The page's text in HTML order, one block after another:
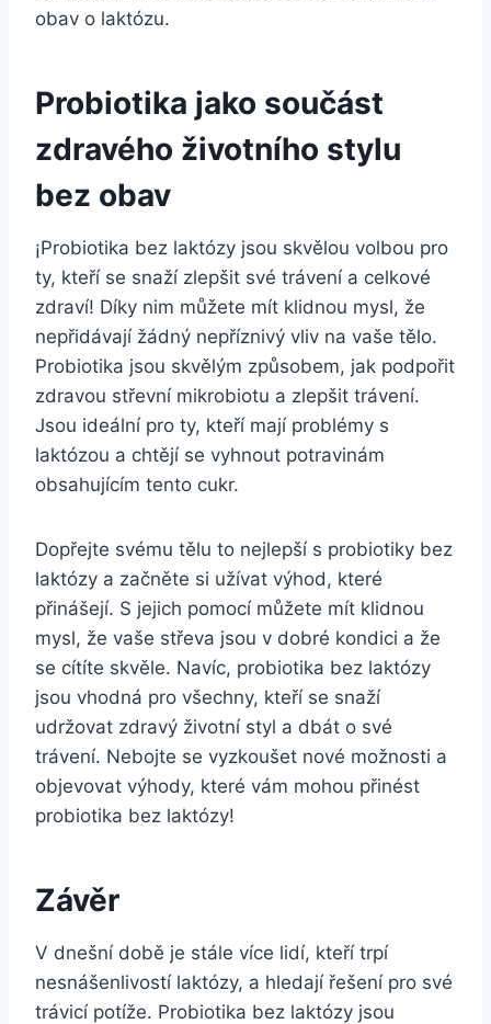
obav o laktózu.
Probiotika jako součást
zdravého životního stylu
bez obav
¡Probiotika bez laktózy jsou skvělou volbou pro
ty, kteří se snaží zlepšit své trávení a celkové
zdraví! Díky nim můžete mít klidnou mysl, že
nepřidávají žádný nepříznivý vliv na vaše tělo.
Probiotika jsou skvělým způsobem, jak podpořit
zdravou střevní mikrobiotu a zlepšit trávení.
Jsou ideální pro ty, kteří mají problémy s
laktózou a chtějí se vyhnout potravinám
obsahujícím tento cukr.
Dopřejte svému tělu to nejlepší s probiotiky bez
laktózy a začněte si užívat výhod, které
přinášejí. S jejich pomocí můžete mít klidnou
mysl, že vaše střeva jsou v dobré kondici a že
se cítíte skvěle. Navíc, probiotika bez laktózy
jsou vhodná pro všechny, kteří se snaží
udržovat zdravý životní styl a dbát o své
trávení. Nebojte se vyzkoušet nové možnosti a
objevovat výhody, které vám mohou přinést
probiotika bez laktózy!
Závěr
V dnešní době je stále více lidí, kteří trpí
nesnášenlivostí laktózy, a hledají řešení pro své
trávicí potíže. Probiotika bez laktózy jsou